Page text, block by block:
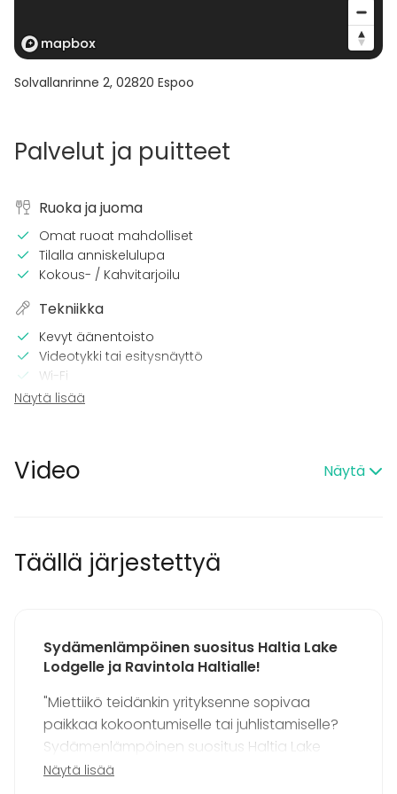
Solvallanrinne 2, 02820 Espoo
Palvelut ja puitteet
Ruoka ja juoma
Omat ruoat mahdolliset
Tilalla anniskelulupa
Kokous- / Kahvitarjoilu
Tekniikka
Kevyt äänentoisto
Videotykki tai esitysnäyttö
Wi-Fi
TV
Majoittumismahdollisuus
Tapahtumatyypit
Saunailta
Illallinen / lounas
Kokous
Seminaari / konferenssi
Messut
Esitys / näytös
Mökkireissu / retriitti
Näytä lisää
Video Näytä
Täällä järjestettyä
Sydämenlämpöinen suositus Haltia Lake
Lodgelle ja Ravintola Haltialle!
"Miettiikö teidänkin yrityksenne sopivaa
paikkaa kokoontumiselle tai juhlistamiselle?
Sydämenlämpöinen suositus Haltia Lake
Lodgelle ja Ravintola Haltialle!
Näytä lisää